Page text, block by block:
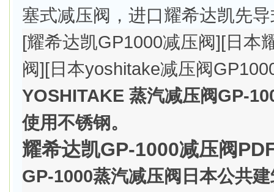
塞式减压阀，进口耀希达凯先
[耀希达凯GP1000减压阀][日本
阀][日本yoshitake减压阀
YOSHITAKE 蒸汽减压阀GP-
使用不锈钢。
耀希达凯GP-1000减压阀
GP-1000蒸汽减压阀日本公共